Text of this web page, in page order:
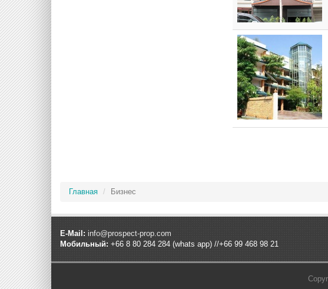
Главная Бизнес
E-Mail: info@prospect-prop.com
Мобильный:+66 8 80 284 284 (whats app) //+66 99 468 98 21